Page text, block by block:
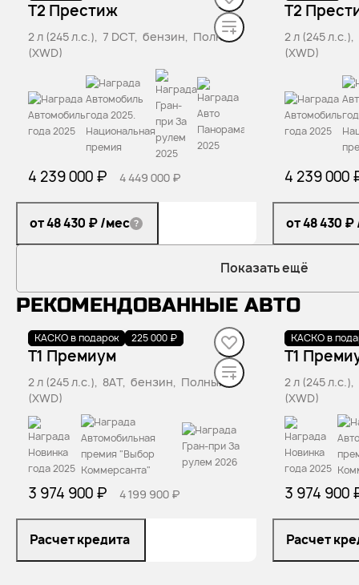
T2 Престиж
2 л (245 л.с.), 7 DCT, бензин, Полный
(XWD)
4 239 000 ₽ 4 449 000 ₽
от 48 430 ₽/мес
T2
2 л (245
(XWD)
4 239 000
от 48 430 ₽
Показать ещё
РЕКОМЕНДОВАННЫЕ АВТО
КАСКО в подарок 225 000 ₽
В наличии·авто
T1 Премиум
2 л (245 л.с.), 8AT, бензин, Полный
(XWD)
3 974 900 ₽ 4 199 900 ₽
Расчет кредита
КАСКО в
В наличии·
T1
2 л (245
(XWD)
3 974 900
Расчет